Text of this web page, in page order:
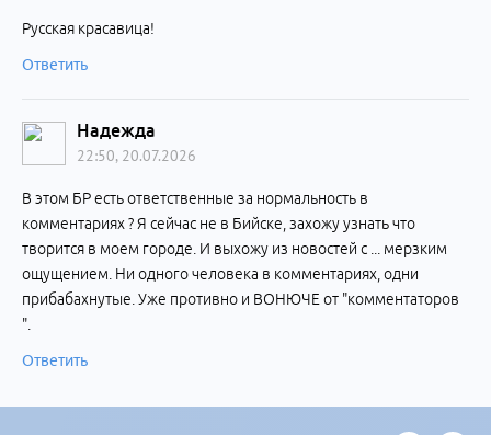
Русская красавица!
Ответить
Надежда
22:50, 20.07.2026
В этом БР есть ответственные за нормальность в
комментариях ? Я сейчас не в Бийске, захожу узнать что
творится в моем городе. И выхожу из новостей с ... мерзким
ощущением. Ни одного человека в комментариях, одни
прибабахнутые. Уже противно и ВОНЮЧЕ от "комментаторов
".
Ответить